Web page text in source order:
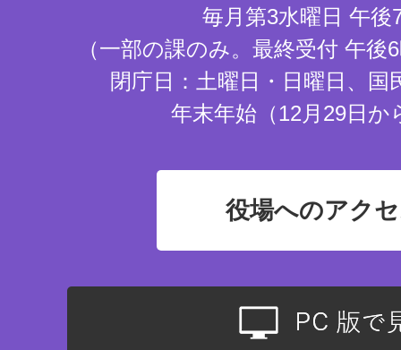
毎月第3水曜日 午後
（一部の課のみ。最終受付 午
閉庁日：土曜日・日曜日、国
年末年始（12月29日か
役場へのアク